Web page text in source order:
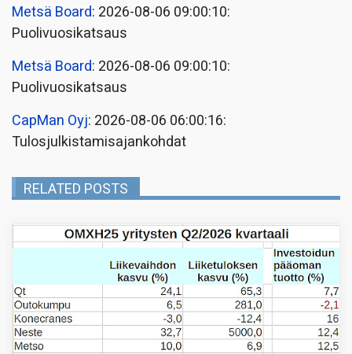
Metsä Board: 2026-08-06 09:00:10:
Puolivuosikatsaus
Metsä Board: 2026-08-06 09:00:10:
Puolivuosikatsaus
CapMan Oyj: 2026-08-06 06:00:16:
Tulosjulkistamisajankohdat
RELATED POSTS